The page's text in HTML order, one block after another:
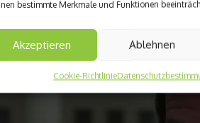
bestimmte Merkmale und Funktionen
Akzeptieren Ablehnen
Cookie-Richtlinie